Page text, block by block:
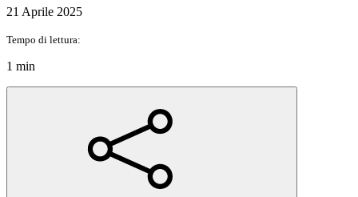
21 Aprile 2025
Tempo di lettura:
1 min